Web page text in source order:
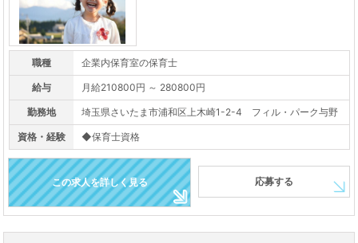
職種 企業内保育室の保育士
給与 月給210800円 ～ 280800円
勤務地 埼玉県さいたま市浦和区上木崎1-2-4 フィル・パーク与野
資格・経験 ◆保育士資格
この求人を詳しく見る 応募する